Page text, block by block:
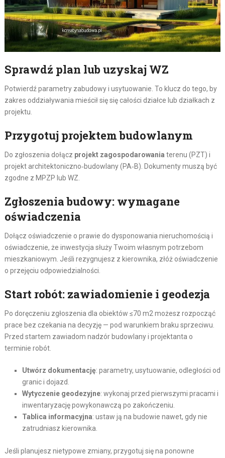
Sprawdź plan lub uzyskaj WZ
Potwierdź parametry zabudowy i usytuowanie. To klucz do tego, by
zakres oddziaływania mieścił się się całości działce lub działkach z
projektu.
Przygotuj projektem budowlanym
Do zgłoszenia dołącz projekt zagospodarowania terenu (PZT) i
projekt architektoniczno‑budowlany (PA‑B). Dokumenty muszą być
zgodne z MPZP lub WZ.
Zgłoszenia budowy: wymagane
oświadczenia
Dołącz oświadczenie o prawie do dysponowania nieruchomością i
oświadczenie, że inwestycja służy Twoim własnym potrzebom
mieszkaniowym. Jeśli rezygnujesz z kierownika, złóż oświadczenie
o przejęciu odpowiedzialności.
Start robót: zawiadomienie i geodezja
Po doręczeniu zgłoszenia dla obiektów ≤70 m2 możesz rozpocząć
prace bez czekania na decyzję — pod warunkiem braku sprzeciwu.
Przed startem zawiadom nadzór budowlany i projektanta o
terminie robót.
Utwórz dokumentację: parametry, usytuowanie, odległości od
granic i dojazd.
Wytyczenie geodezyjne: wykonaj przed pierwszymi pracami i
inwentaryzację powykonawczą po zakończeniu.
Tablica informacyjna: ustaw ją na budowie nawet, gdy nie
zatrudniasz kierownika.
Jeśli planujesz nietypowe zmiany, przygotuj się na ponowne